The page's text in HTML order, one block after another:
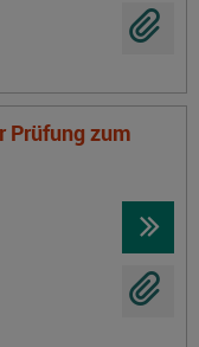
Prüfung zum